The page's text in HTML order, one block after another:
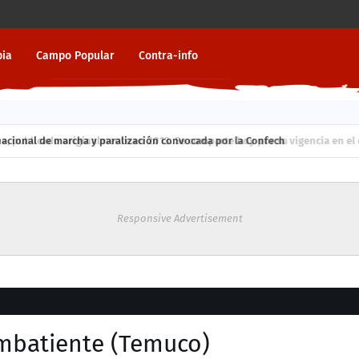
Campo Popular Contra-info
nacional de marcha y paralización convocada por la Confech
originalmente en 2013. Se comparte hoy por su vigencia en el
Responsive Advertisement
(Temuco)